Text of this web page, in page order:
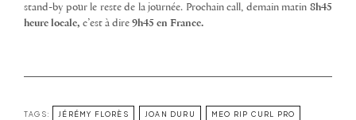
stand-by pour le reste de la journée. Prochain call, demain matin 8h45
heure locale, c’est à dire 9h45 en France.
TAGS: JÉRÉMY FLORÈS JOAN DURU MEO RIP CURL PRO